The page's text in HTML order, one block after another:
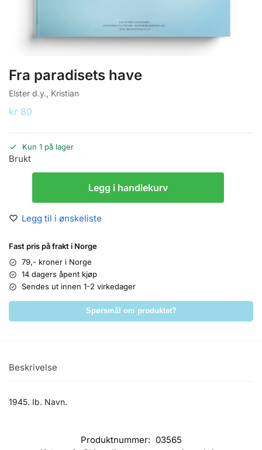
Fra paradisets have
Elster d.y., Kristian
kr 80
Kun 1 på lager
Brukt
Legg i handlekurv
Legg til i ønskeliste
Fast pris på frakt i Norge
79,- kroner i Norge
14 dagers åpent kjøp
Sendes ut innen 1-2 virkedager
Spørsmål om produktet?
Beskrivelse
1945. Ib. Navn.
Produktnummer: 03565